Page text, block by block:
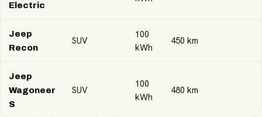
Electric
Jeep
Recon
SUV
100
kWh
450 km
Jeep
Wagoneer
S
SUV
100
kWh
480 km